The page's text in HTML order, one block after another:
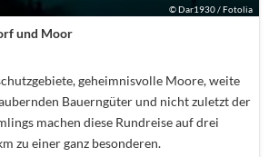
©Dar1930 / Fotolia
und Moor
geheimnisvolle Moore, weite
Bauerngüter und nicht zuletzt der
machen diese Rundreise auf drei
zu einer ganz besonderen.